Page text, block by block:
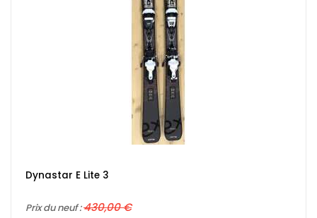
Dynastar E Lite 3
Prix du neuf :430,00 €